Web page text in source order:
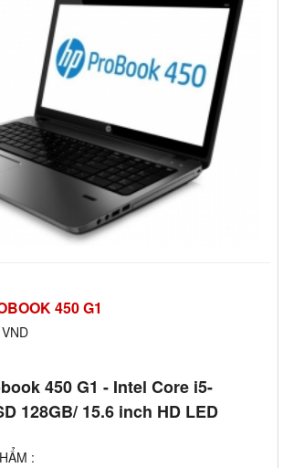
450 G1
450 G1 - Intel Core i5-
128GB/ 15.6 inch HD LED
: